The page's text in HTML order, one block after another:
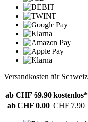
Versandkosten für Schweiz
ab CHF 69.90 kostenlos*
ab CHF 0.00 CHF 7.90